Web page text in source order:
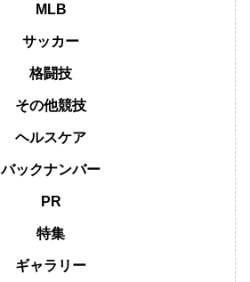
MLB
サッカー
格闘技
その他競技
ヘルスケア
バックナンバー
PR
特集
ギャラリー